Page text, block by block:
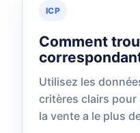
ICP
Comment
Utilisez les
critères clairs
la vente a le plus